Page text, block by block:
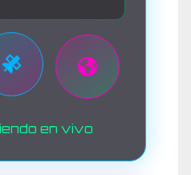
en vivo